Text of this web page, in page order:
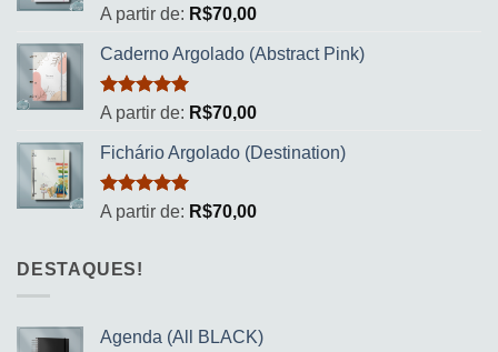
Avaliação
5.00
A partir de: R$70,00
Caderno Argolado (Abstract Pink)
Avaliação
5.00
A partir de: R$70,00
Fichário Argolado (Destination)
Avaliação
5.00
A partir de: R$70,00
DESTAQUES!
Agenda (All BLACK)